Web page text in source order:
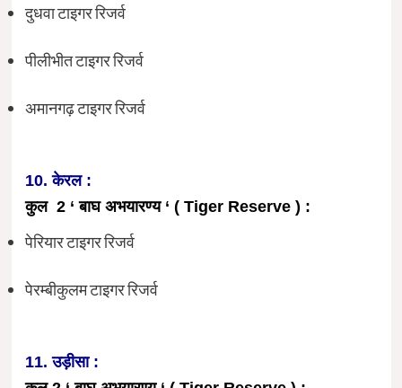
दुधवा टाइगर रिजर्व
पीलीभीत टाइगर रिजर्व
अमानगढ़ टाइगर रिजर्व
10. केरल :
कुल 2 ‘ बाघ अभयारण्य ‘ ( Tiger Reserve ) :
पेरियार टाइगर रिजर्व
पेरम्बीकुलम टाइगर रिजर्व
11. उड़ीसा :